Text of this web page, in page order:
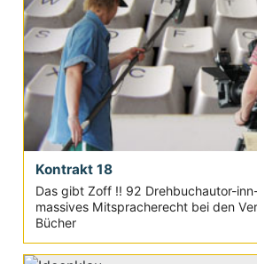
Kontrakt 18
Das gibt Zoff !! 92 Drehbuchautor-
massives Mitspracherecht bei den
Bücher